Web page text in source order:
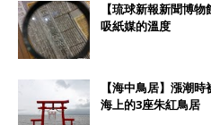
【琉球新報新聞博
吸紙媒的溫度
【海中鳥居】漲潮
海上的3座朱紅鳥居